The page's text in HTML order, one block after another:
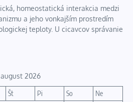
homeostatická interakcia medzi
a jeho vonkajším prostredím
teploty. U cicavcov správanie
august 2026
Št Pi So
Ne